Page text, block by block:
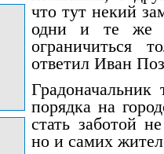
что тут некий
одни и те же
ограничиться
ответил Иван
порядка на
стать заботой
но и самих